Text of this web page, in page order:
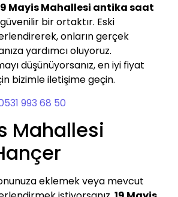
Mayis Mahallesi antika saat
bir ortaktır. Eski
onların gerçek
yardımcı oluyoruz.
düşünüyorsanız, en iyi fiyat
bizimle iletişime geçin.
993 68 50
Mahallesi
eklemek veya mevcut